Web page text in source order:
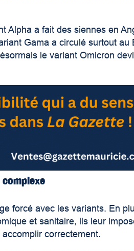
Alpha a fait des siennes en
Gama a circulé surtout au
le variant Omicron
forcé avec les variants. En
et sanitaire, ils leur
correctement.